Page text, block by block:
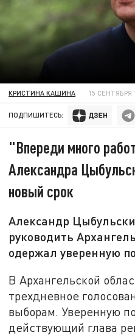
КРИСТИНА КАШИНА 15 СЕНТЯБРЯ
ПОДПИШИТЕСЬ:
"Впереди много
Александра
новый срок
Александр
руководить
одержал уверенную
В Архангельской
трехдневное
выборам. Уверенную
действующий глава